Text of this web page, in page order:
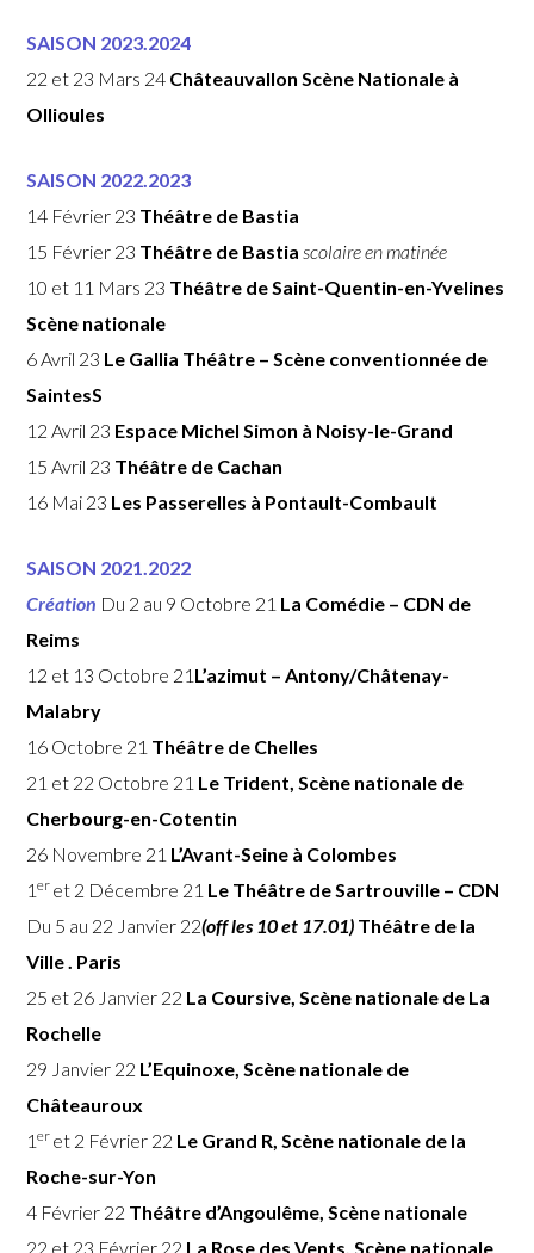
SAISON 2023.2024
22 et 23 Mars 24 Châteauvallon Scène Nationale à
Ollioules
SAISON 2022.2023
14 Février 23 Théâtre de Bastia
15 Février 23 Théâtre de Bastia scolaire en matinée
10 et 11 Mars 23 Théâtre de Saint-Quentin-en-Yvelines
Scène nationale
6 Avril 23 Le Gallia Théâtre – Scène conventionnée de
SaintesS
12 Avril 23 Espace Michel Simon à Noisy-le-Grand
15 Avril 23 Théâtre de Cachan
16 Mai 23 Les Passerelles à Pontault-Combault
SAISON 2021.2022
Création Du 2 au 9 Octobre 21 La Comédie – CDN de
Reims
12 et 13 Octobre 21 L’azimut – Antony/Châtenay-
Malabry
16 Octobre 21 Théâtre de Chelles
21 et 22 Octobre 21 Le Trident, Scène nationale de
Cherbourg-en-Cotentin
26 Novembre 21 L’Avant-Seine à Colombes
1er et 2 Décembre 21 Le Théâtre de Sartrouville – CDN
Du 5 au 22 Janvier 22(off les 10 et 17.01) Théâtre de la
Ville . Paris
25 et 26 Janvier 22 La Coursive, Scène nationale de La
Rochelle
29 Janvier 22 L’Equinoxe, Scène nationale de
Châteauroux
1er et 2 Février 22 Le Grand R, Scène nationale de la
Roche-sur-Yon
4 Février 22 Théâtre d’Angoulême, Scène nationale
22 et 23 Février 22 La Rose des Vents, Scène nationale